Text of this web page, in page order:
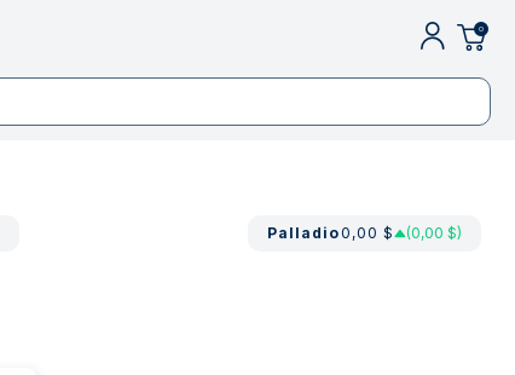
0
Palladio0,00 $ (0,00 $)